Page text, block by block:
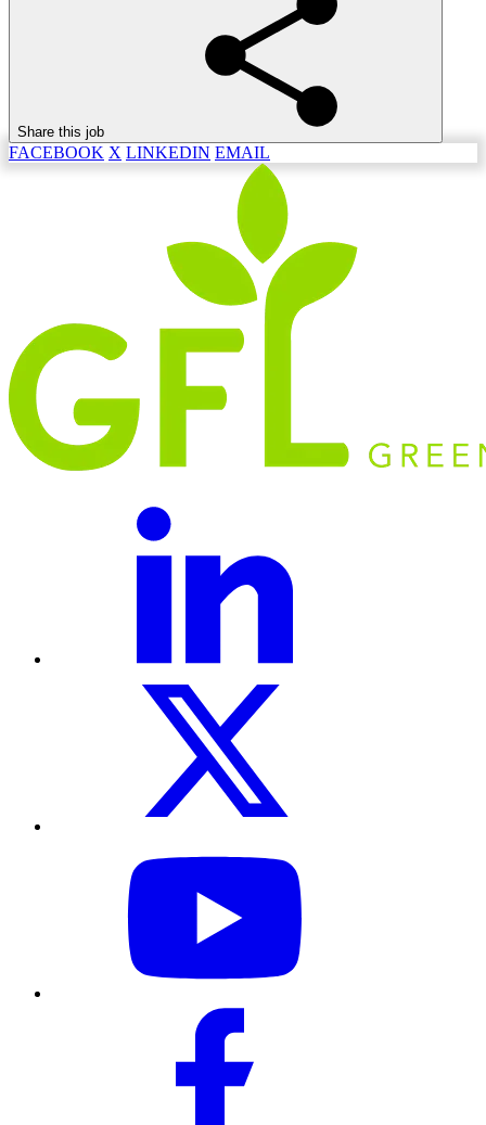
Share this job
FACEBOOK X LINKEDIN EMAIL